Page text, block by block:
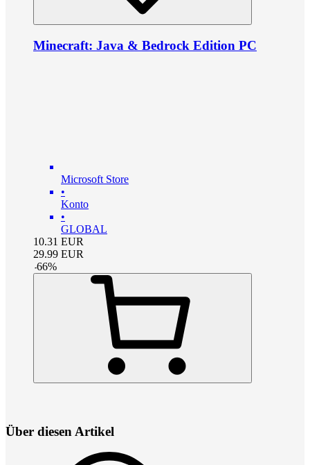
Minecraft: Java & Bedrock Edition PC
Microsoft Store
•
Konto
•
GLOBAL
10.31 EUR
29.99 EUR
-66%
Über diesen Artikel